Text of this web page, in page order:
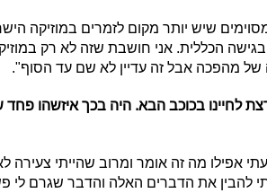
שיש יותר מקום לזמרים במוזיקה
בגישה הכללית. אני חושבת שזה לא רק
של מהפכה אבל זה עדיין לא שם עד הסוף".
לחיינו בכוכב הבא. היה בכך איזשהו
אפילו מה זה אומר ומרוב שהייתי
להבין את הדברים האלה והדבר שגרם לי